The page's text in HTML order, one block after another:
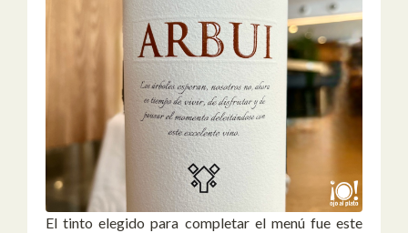
El tinto elegido para completar el menú fue este